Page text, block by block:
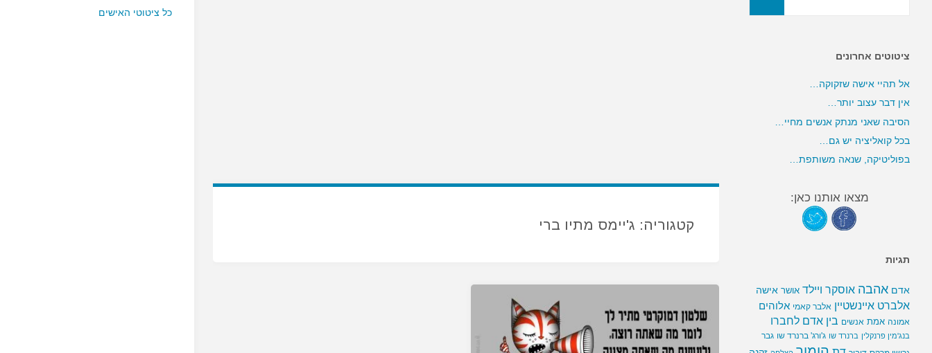
קטגוריה: ג'יימס מתיו ברי
כל ציטוטי האישים
ציטוטים אחרונים
אל תהיי אישה שזקוקה…
אין דבר עצוב יותר…
הסיבה שאני מנתק אנשים מחיי…
בכל קואליציה יש גם…
בפוליטיקה, שנאה משותפת…
מצאו אותנו כאן:
תגיות
אדם אהבה אוסקר ויילד אושר אישה
אלברט איינשטיין אלבר קאמי אלוהים
אמונה אמת אנשים בין אדם לחברו
בנג'מין פרנקלין ברנרד שו ג'ורג' ברנרד שו גבר